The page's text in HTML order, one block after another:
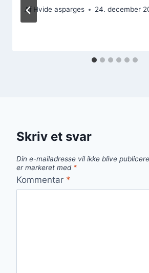
Af Hvide asparges 24. december
Skriv et svar
Din e-mailadresse vil ikke blive
er markeret med *
Kommentar *